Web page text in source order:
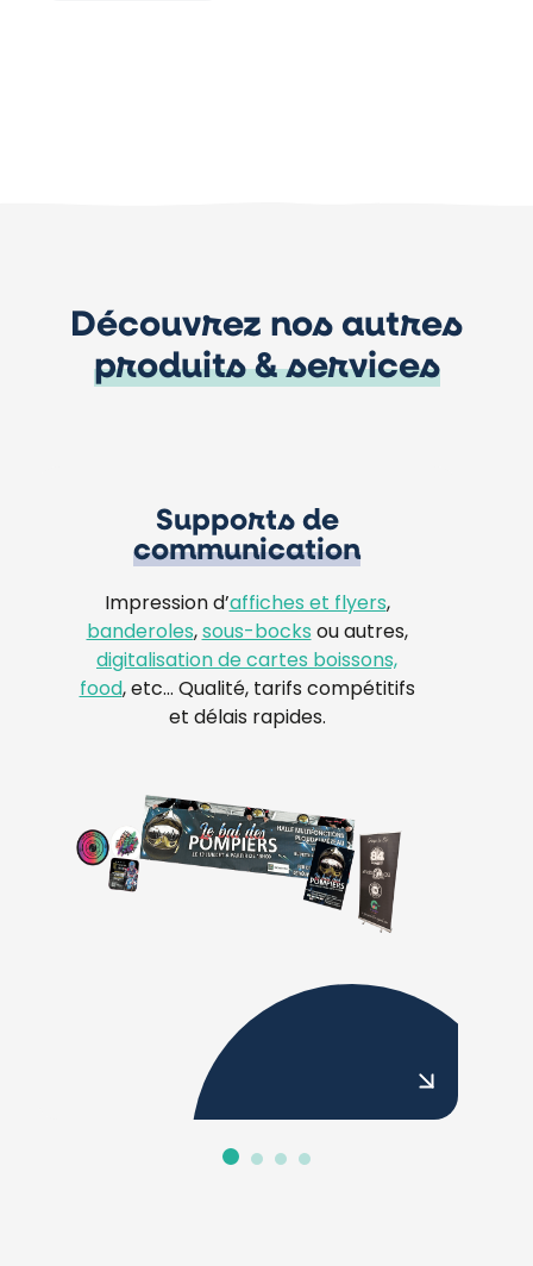
Découvrez nos autres
produits & services
Supports de
communication
Impression d’affiches et flyers,
banderoles, sous-bocks ou autres,
digitalisation de cartes boissons,
food, etc… Qualité, tarifs compétitifs
et délais rapides.